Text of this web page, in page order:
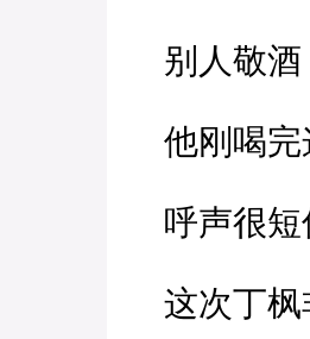
别人敬酒
他刚喝完
呼声很短
这次丁枫